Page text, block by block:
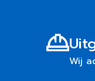
Wij